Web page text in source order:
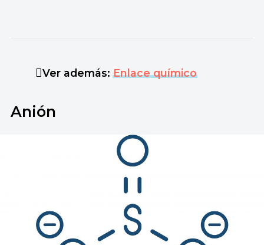
Ver además:Enlace químico
Anión